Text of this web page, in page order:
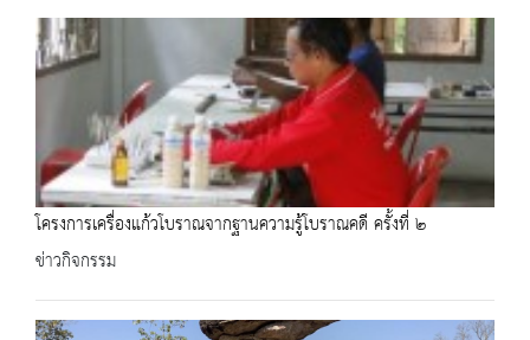
โครงการเครื่องแก้วโบราณจากฐานความรู้โบราณคดี ครั้งที่ ๒
ข่าวกิจกรรม